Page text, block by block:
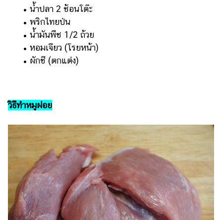
วา
แต่งงาน
เด็ก
สัตว์
เลี้ยง
Infographic
บริการ
แอปฯ
กระปุก
​​ •​ ​น้ำปลา 2 ช้อนโต๊ะ
​​ •​ ​พริกไทยป่น
​​ •​ ​น้ำมันพืช 1/2 ถ้วย
​​ •​ ​หอมเจียว (โรยหน้า)
​​ •​ ​ผักชี (ตกแต่ง)
วิธีทำหมูฝอย